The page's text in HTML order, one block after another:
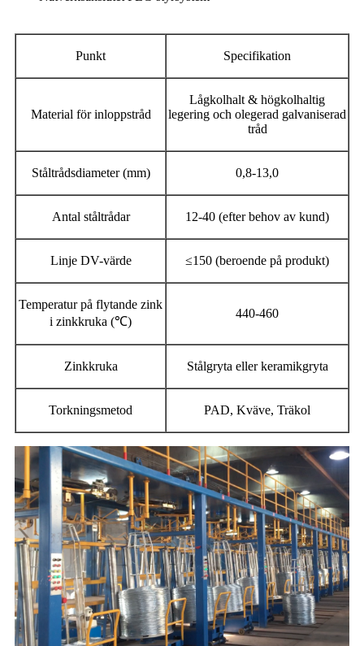
Punkt Specifikation
Material för inloppstråd
Lågkolhalt & högkolhaltig
legering och olegerad galvaniserad
tråd
Ståltrådsdiameter (mm) 0,8-13,0
Antal ståltrådar 12-40 (efter behov av kund)
Linje DV-värde ≤150 (beroende på produkt)
Temperatur på flytande zink
i zinkkruka (℃)
440-460
Zinkkruka Stålgryta eller keramikgryta
Torkningsmetod PAD, Kväve, Träkol